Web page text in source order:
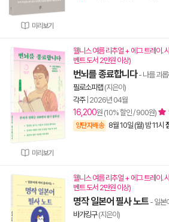
미리보기
미리보기
웰니스 여름 리추얼 + 에그 트레이.
벤트 도서 2만원 이상)
번뇌를 종료합니다- 나를 괴롭
필로소피랩 (지은이)
각주| 2026년 04월
16,200원 (10% 할인 / 900원)
양탄자배송 8월 10일 (월) 밤 11시
웰니스 여름 리추얼 + 에그 트레이.
벤트 도서 2만원 이상)
명작 일본어 필사 노트 - 일본
바가킹구(지은이)